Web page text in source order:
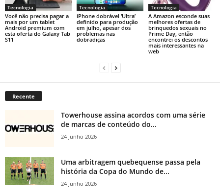
Tecnologia
Você não precisa pagar a
mais por um tablet
Android premium com
esta oferta do Galaxy Tab
S11
Tecnologia
iPhone dobrável ‘Ultra’
definido para produção
em julho, apesar dos
problemas nas
dobradiças
Tecnologia
A Amazon esconde suas
melhores ofertas de
brinquedos sexuais no
Prime Day, então
encontrei os descontos
mais interessantes na
web
Recente
Towerhouse assina acordos com uma série
de marcas de conteúdo do...
24 Junho 2026
Uma arbitragem quebequense passa pela
história da Copa do Mundo de...
24 Junho 2026